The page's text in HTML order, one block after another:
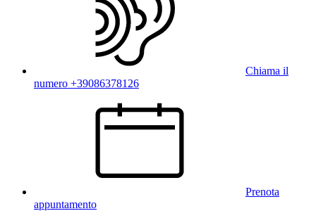
Chiama il
numero +39086378126
Prenota
appuntamento